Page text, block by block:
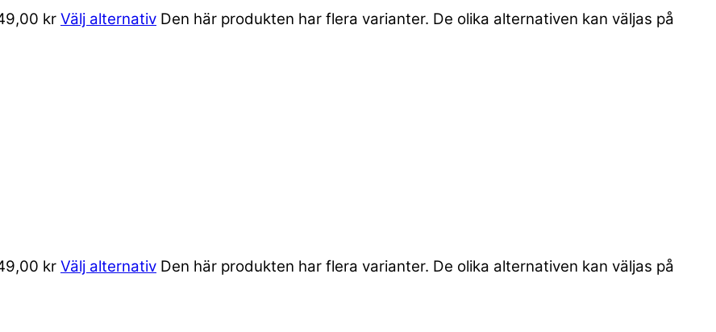
kr Välj alternativ Den här produkten har flera varianter. De olika alternativen kan väljas på
kr Välj alternativ Den här produkten har flera varianter. De olika alternativen kan väljas på